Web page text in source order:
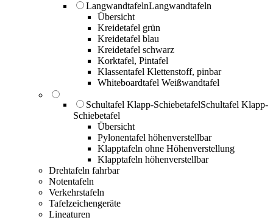
LangwandtafelnLangwandtafeln
Übersicht
Kreidetafel grün
Kreidetafel blau
Kreidetafel schwarz
Korktafel, Pintafel
Klassentafel Klettenstoff, pinbar
Whiteboardtafel Weißwandtafel
Schultafel Klapp-SchiebetafelSchultafel Klapp-
Schiebetafel
Übersicht
Pylonentafel höhenverstellbar
Klapptafeln ohne Höhenverstellung
Klapptafeln höhenverstellbar
Drehtafeln fahrbar
Notentafeln
Verkehrstafeln
Tafelzeichengeräte
Lineaturen